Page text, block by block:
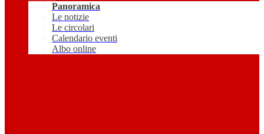
Panoramica
Le notizie
Le circolari
Calendario eventi
Albo online